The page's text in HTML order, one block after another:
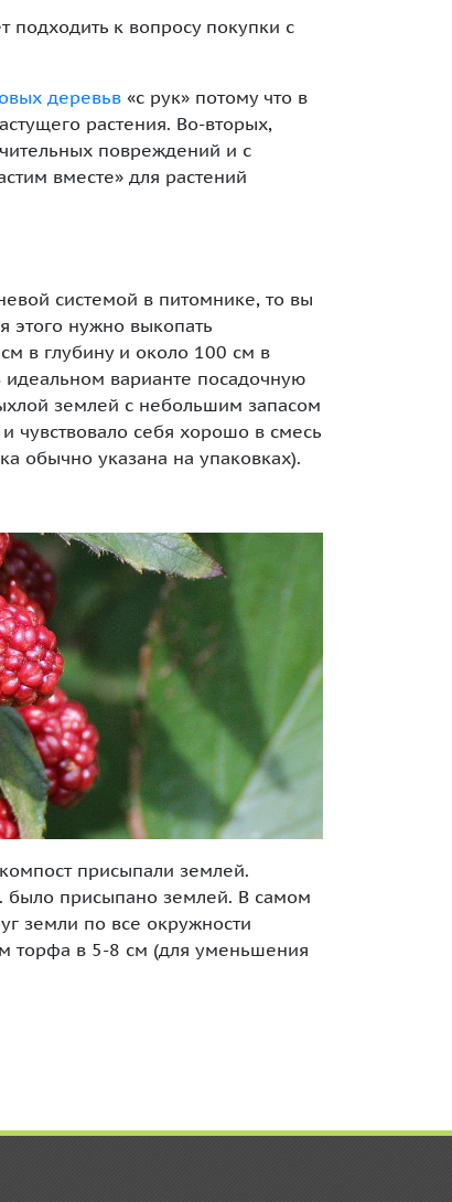
подходить к вопросу покупки с
деревьв «с рук» потому что в
растения. Во-вторых,
повреждений и с
вместе» для растений
системой в питомнике, то вы
этого нужно выкопать
в глубину и около 100 см в
варианте посадочную
землей с небольшим запасом
чувствовало себя хорошо в смесь
обычно указана на упаковках).
присыпали землей.
было присыпано землей. В самом
земли по все окружности
торфа в 5-8 см (для уменьшения